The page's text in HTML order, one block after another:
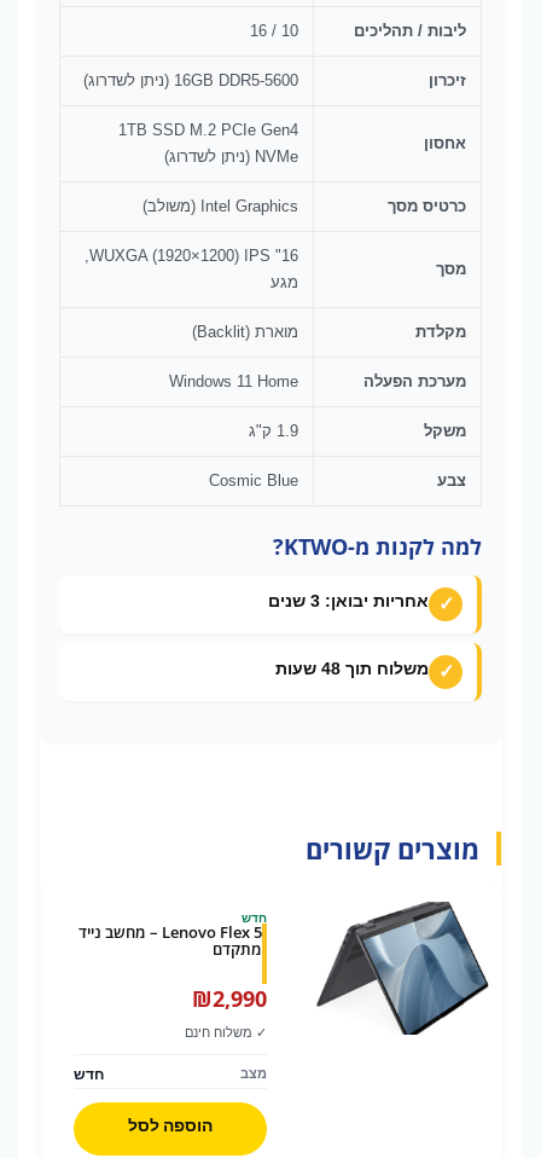
ליבות / תהליכים 10 / 16
זיכרון 16GB DDR5-5600 (ניתן לשדרוג)
אחסון
1TB SSD M.2 PCIe Gen4
NVMe (ניתן לשדרוג)
כרטיס מסך Intel Graphics (משולב)
מסך
מגע
מקלדת מוארת (Backlit)
מערכת הפעלה Windows 11 Home
משקל 1.9 ק"ג
צבע Cosmic Blue
למה לקנות מ-KTWO?
אחריות יבואן: 3 שנים
משלוח תוך 48 שעות
מוצרים קשורים
חדש
Lenovo Flex 5 – מחשב נייד
מתקדם
₪2,990
✓ משלוח חינם
מצב חדש
הוספה לסל